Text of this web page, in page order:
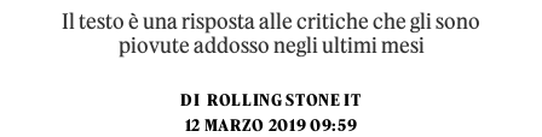
Il testo è una risposta alle critiche che gli sono
piovute addosso negli ultimi mesi
DI ROLLING STONE IT
12 MARZO 2019 09:59